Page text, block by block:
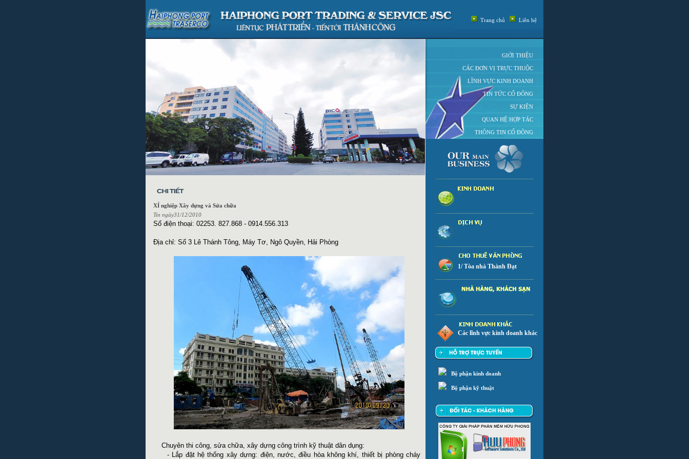
Trang chủ Liên hệ
XÍ nghiệp Xây dựng và Sửa chữa
Tin ngày31/12/2010
Số điện thoại: 02253. 827.868 - 0914.556.313
Địa chỉ: Số 3 Lê Thánh Tông, Máy Tơ, Ngô Quyền, Hải Phòng
Chuyên thi công, sửa chữa, xây dựng công trình kỹ thuật dân dụng:
- Lắp đặt hệ thống xây dựng: điện, nước, điều hòa không khí, thiết bị phòng cháy
GIỚI THIỆU
CÁC ĐƠN VỊ TRỰC THUỘC
LĨNH VỰC KINH DOANH
TIN TỨC CỔ ĐÔNG
SỰ KIỆN
QUAN HỆ HỢP TÁC
THÔNG TIN CỔ ĐÔNG
1/ Tòa nhà Thành Đạt
Các lĩnh vực kinh doanh khác
Bộ phận kinh doanh
Bộ phận kỹ thuật